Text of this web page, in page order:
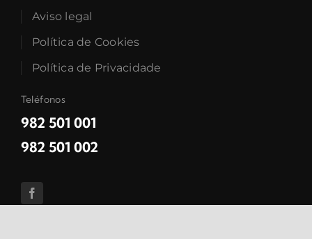
Aviso legal
Política de Cookies
Política de Privacidade
Teléfonos
982 501 001
982 501 002